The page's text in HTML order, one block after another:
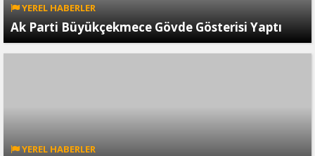
YEREL HABERLER
Ak Parti Büyükçekmece Gövde Gösterisi Yaptı
YEREL HABERLER